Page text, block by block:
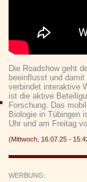
Die Roadshow geht
beeinflusst und
verbindet interaktive
ist die aktive
Forschung. Das
Biologie in Tübingen
Uhr und am Freitag
(Mittwoch, 16.07.25 -
WERBUNG: